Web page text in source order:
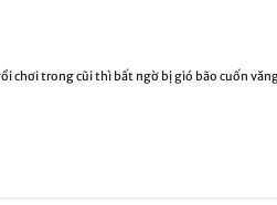
chơi trong cũi thì bất ngờ bị gió bão cuốn